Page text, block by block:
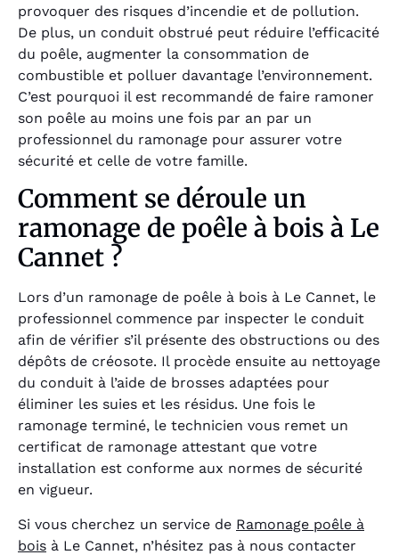
provoquer des risques d’incendie et de pollution.
De plus, un conduit obstrué peut réduire l’efficacité
du poêle, augmenter la consommation de
combustible et polluer davantage l’environnement.
C’est pourquoi il est recommandé de faire ramoner
son poêle au moins une fois par an par un
professionnel du ramonage pour assurer votre
sécurité et celle de votre famille.
Comment se déroule un
ramonage de poêle à bois à Le
Cannet ?
Lors d’un ramonage de poêle à bois à Le Cannet, le
professionnel commence par inspecter le conduit
afin de vérifier s’il présente des obstructions ou des
dépôts de créosote. Il procède ensuite au nettoyage
du conduit à l’aide de brosses adaptées pour
éliminer les suies et les résidus. Une fois le
ramonage terminé, le technicien vous remet un
certificat de ramonage attestant que votre
installation est conforme aux normes de sécurité
en vigueur.
Si vous cherchez un service de Ramonage poêle à
bois à Le Cannet, n’hésitez pas à nous contacter